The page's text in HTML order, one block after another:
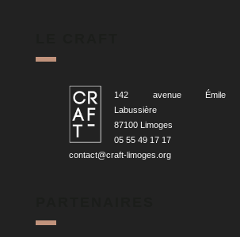
142 avenue Émile
Labussière
87100 Limoges
05 55 49 17 17
contact@craft-limoges.org